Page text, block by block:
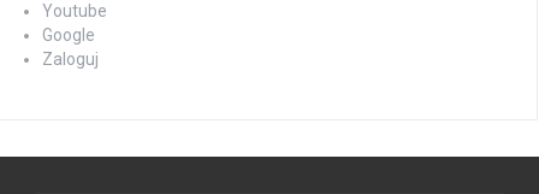
Youtube
Google
Zaloguj